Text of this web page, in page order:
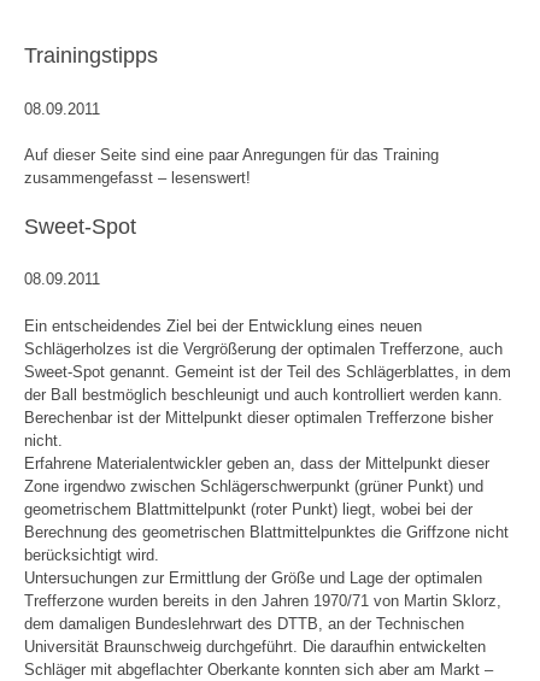
Trainingstipps
08.09.2011
Auf dieser Seite sind eine paar Anregungen für das Training
zusammengefasst – lesenswert!
Sweet-Spot
08.09.2011
Ein entscheidendes Ziel bei der Entwicklung eines neuen
Schlägerholzes ist die Vergrößerung der optimalen Trefferzone, auch
Sweet-Spot genannt. Gemeint ist der Teil des Schlägerblattes, in dem
der Ball bestmöglich beschleunigt und auch kontrolliert werden kann.
Berechenbar ist der Mittelpunkt dieser optimalen Trefferzone bisher
nicht.
Erfahrene Materialentwickler geben an, dass der Mittelpunkt dieser
Zone irgendwo zwischen Schlägerschwerpunkt (grüner Punkt) und
geometrischem Blattmittelpunkt (roter Punkt) liegt, wobei bei der
Berechnung des geometrischen Blattmittelpunktes die Griffzone nicht
berücksichtigt wird.
Untersuchungen zur Ermittlung der Größe und Lage der optimalen
Trefferzone wurden bereits in den Jahren 1970/71 von Martin Sklorz,
dem damaligen Bundeslehrwart des DTTB, an der Technischen
Universität Braunschweig durchgeführt. Die daraufhin entwickelten
Schläger mit abgeflachter Oberkante konnten sich aber am Markt –